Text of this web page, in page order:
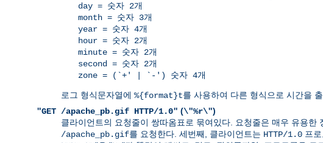
day = 숫자 2개
month = 숫자 3개
year = 숫자 4개
hour = 숫자 2개
minute = 숫자 2개
second = 숫자 2개
zone = (`+' | `-') 숫자 4개
로그 형식문자열에 %{format}t를 사용하여 다른 형식으로 시간을
"GET /apache_pb.gif HTTP/1.0" (\"%r\")
클라이언트의 요청줄이 쌍따옴표로 묶여있다. 요청줄은 매우 유용
/apache_pb.gif를 요청한다. 세번째, 클라이언트는 HTTP/1.0 프